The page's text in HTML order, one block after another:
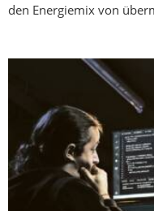
den Energiemix von